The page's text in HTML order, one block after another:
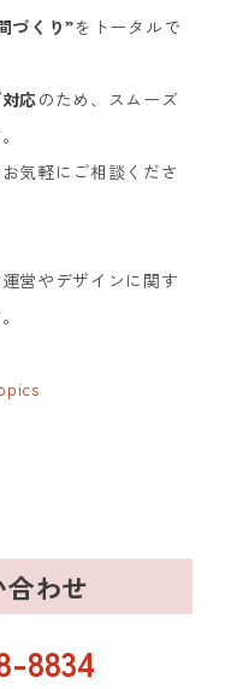
づくり”をトータルで
応のため、スムーズ
気軽にご相談くださ
営やデザインに関す
わせ
8834